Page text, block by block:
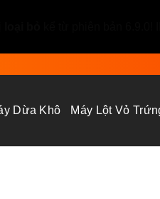
Dừa Khô Máy Lột Vỏ